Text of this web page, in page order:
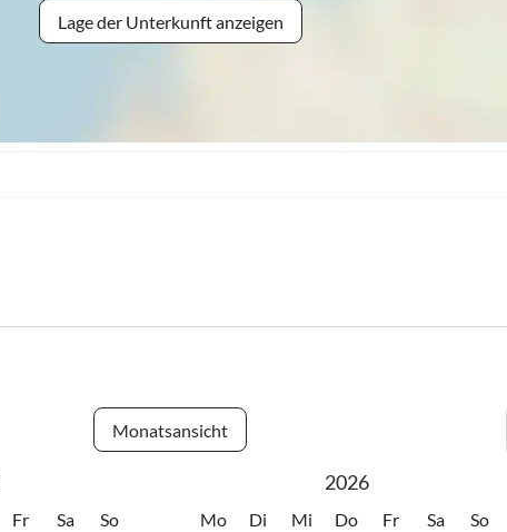
Lage der Unterkunft anzeigen
Monatsansicht
Fr Sa So
2026
Mo Di Mi Do Fr Sa So